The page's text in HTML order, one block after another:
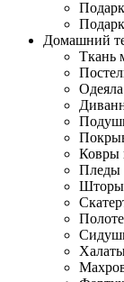
Домашний
Ткань
Одеяла
Ковры
Пледы
Шторы